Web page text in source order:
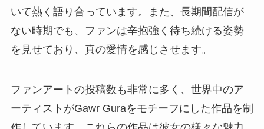
いて熱く語り合っています。また、長期間配信が
ない時期でも、ファンは辛抱強く待ち続ける姿勢
を見せており、真の愛情を感じさせます。
ファンアートの投稿数も非常に多く、世界中のア
ーティストがGawr Guraをモチーフにした作品を制